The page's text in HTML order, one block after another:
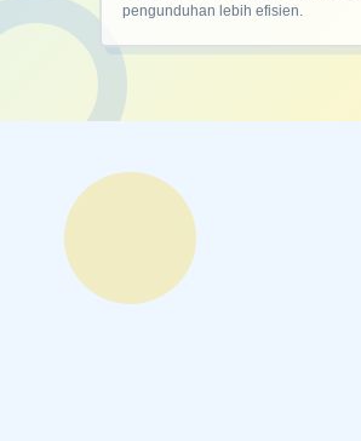
pengunduhan lebih efisien.